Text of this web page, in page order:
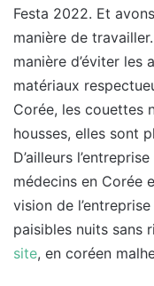
Festa 2022. Et
manière de
manière d’éviter les
matériaux
Corée, les couettes
housses, elles sont
D’ailleurs
médecins en Corée
vision de
paisibles nuits sans
site, en coréen